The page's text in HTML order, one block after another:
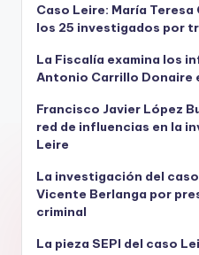
Caso Leire: María
los 25 investigados por
La Fiscalía examina los
Antonio Carrillo Donaire
Francisco Javier López
red de influencias en la
Leire
La investigación del
Vicente Berlanga por
criminal
La pieza SEPI del caso